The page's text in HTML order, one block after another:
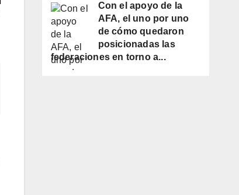
Con el apoyo de la
AFA, el uno por uno
de cómo quedaron
posicionadas las
federaciones en torno a...